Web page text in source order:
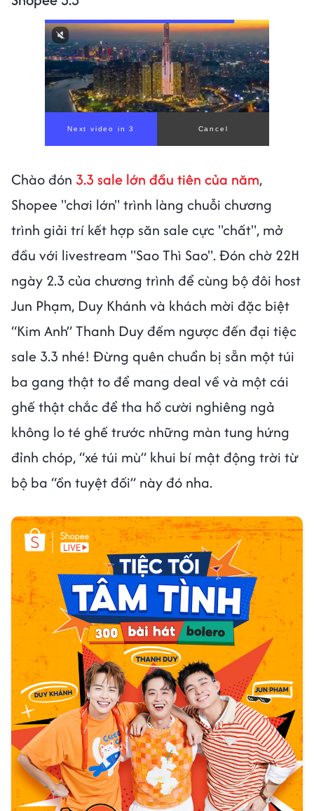
Chào đón 3.3 sale lớn đầu tiên của năm,
Shopee "chơi lớn" trình làng chuỗi chương
trình giải trí kết hợp săn sale cực "chất", mở
đầu với livestream "Sao Thì Sao". Đón chờ 22H
ngày 2.3 của chương trình để cùng bộ đôi host
Jun Phạm, Duy Khánh và khách mời đặc biệt
“Kim Anh” Thanh Duy đếm ngược đến đại tiệc
sale 3.3 nhé! Đừng quên chuẩn bị sẵn một túi
ba gang thật to để mang deal về và một cái
ghế thật chắc để tha hồ cười nghiêng ngả
không lo té ghế trước những màn tung hứng
đỉnh chóp, “xé túi mù” khui bí mật động trời từ
bộ ba “ồn tuyệt đối” này đó nha.